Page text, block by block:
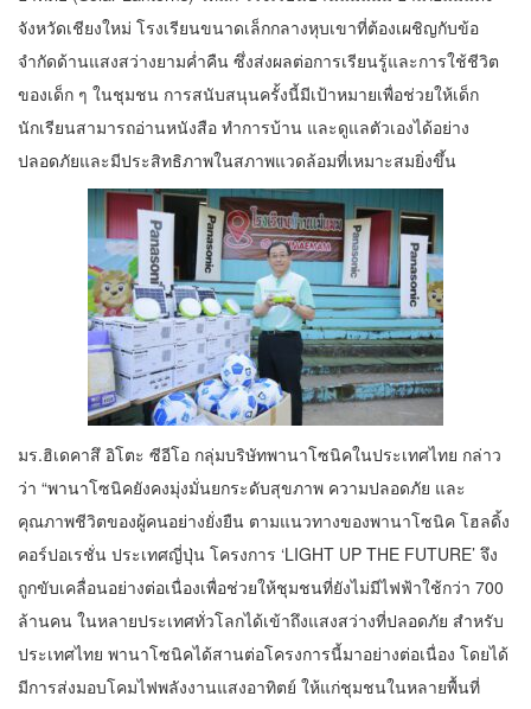
จังหวัดเชียงใหม่ โรงเรียนขนาดเล็กกลางหุบเขาที่ต้องเผชิญกับข้อ
จำกัดด้านแสงสว่างยามค่ำคืน ซึ่งส่งผลต่อการเรียนรู้และการใช้ชีวิต
ของเด็ก ๆ ในชุมชน การสนับสนุนครั้งนี้มีเป้าหมายเพื่อช่วยให้เด็ก
นักเรียนสามารถอ่านหนังสือ ทำการบ้าน และดูแลตัวเองได้อย่าง
ปลอดภัยและมีประสิทธิภาพในสภาพแวดล้อมที่เหมาะสมยิ่งขึ้น
มร.ฮิเดคาสึ อิโตะ ซีอีโอ กลุ่มบริษัทพานาโซนิคในประเทศไทย กล่าว
ว่า “พานาโซนิคยังคงมุ่งมั่นยกระดับสุขภาพ ความปลอดภัย และ
คุณภาพชีวิตของผู้คนอย่างยั่งยืน ตามแนวทางของพานาโซนิค โฮลดิ้ง
คอร์ปอเรชั่น ประเทศญี่ปุ่น โครงการ ‘LIGHT UP THE FUTURE’ จึง
ถูกขับเคลื่อนอย่างต่อเนื่องเพื่อช่วยให้ชุมชนที่ยังไม่มีไฟฟ้าใช้กว่า 700
ล้านคน ในหลายประเทศทั่วโลกได้เข้าถึงแสงสว่างที่ปลอดภัย สำหรับ
ประเทศไทย พานาโซนิคได้สานต่อโครงการนี้มาอย่างต่อเนื่อง โดยได้
มีการส่งมอบโคมไฟพลังงานแสงอาทิตย์ ให้แก่ชุมชนในหลายพื้นที่